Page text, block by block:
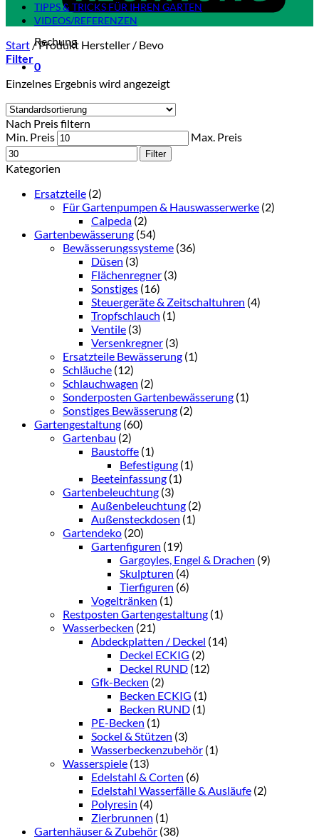
Rechung
0
TIPPS & TRICKS FÜR IHREN GARTEN
VIDEOS/REFERENZEN
Start /Produkt Hersteller / Bevo
Filter
Einzelnes Ergebnis wird angezeigt
Nach Preis filtern
Min. Preis
Max. Preis
Filter
Kategorien
Ersatzteile (2)
Für Gartenpumpen & Hauswasserwerke (2)
Calpeda (2)
Gartenbewässerung (54)
Bewässerungssysteme (36)
Düsen (3)
Flächenregner (3)
Sonstiges (16)
Steuergeräte & Zeitschaltuhren (4)
Tropfschlauch (1)
Ventile (3)
Versenkregner (3)
Ersatzteile Bewässerung (1)
Schläuche (12)
Schlauchwagen (2)
Sonderposten Gartenbewässerung (1)
Sonstiges Bewässerung (2)
Gartengestaltung (60)
Gartenbau (2)
Baustoffe (1)
Befestigung (1)
Beeteinfassung (1)
Gartenbeleuchtung (3)
Außenbeleuchtung (2)
Außensteckdosen (1)
Gartendeko (20)
Gartenfiguren (19)
Gargoyles, Engel & Drachen (9)
Skulpturen (4)
Tierfiguren (6)
Vogeltränken (1)
Restposten Gartengestaltung (1)
Wasserbecken (21)
Abdeckplatten / Deckel (14)
Deckel ECKIG (2)
Deckel RUND (12)
Gfk-Becken (2)
Becken ECKIG (1)
Becken RUND (1)
PE-Becken (1)
Sockel & Stützen (3)
Wasserbeckenzubehör (1)
Wasserspiele (13)
Edelstahl & Corten (6)
Edelstahl Wasserfälle & Ausläufe (2)
Polyresin (4)
Zierbrunnen (1)
Gartenhäuser & Zubehör (38)